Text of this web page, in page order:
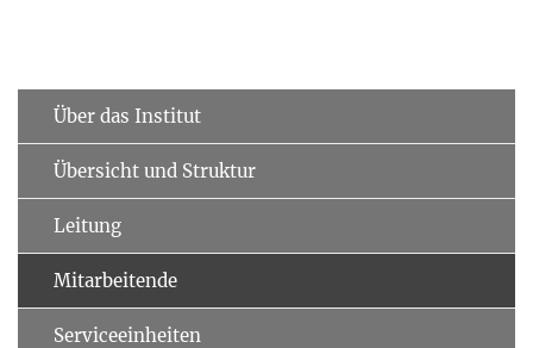
Über das Institut
Übersicht und Struktur
Leitung
Mitarbeitende
Serviceeinheiten